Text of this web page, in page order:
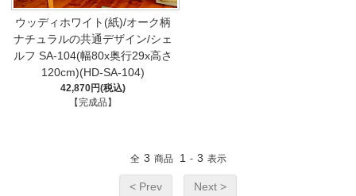
ウッディホワイト(紙)/オーク柄
ナチュラルの共通デザイン/シェ
ルフ SA-104(幅80x奥行29x高さ
120cm)(HD-SA-104)
42,870円(税込)
【完成品】
全 3 商品 1 - 3 表示
< Prev Next >